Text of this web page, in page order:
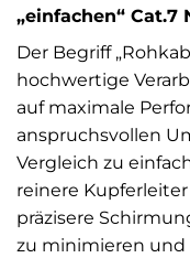
„einfachen“ Cat.7
Der Begriff
hochwertige
auf maximale
anspruchsvollen
Vergleich zu
reinere
präzisere
zu minimieren und